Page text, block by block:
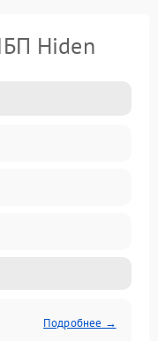
Hiden
Подробнее →